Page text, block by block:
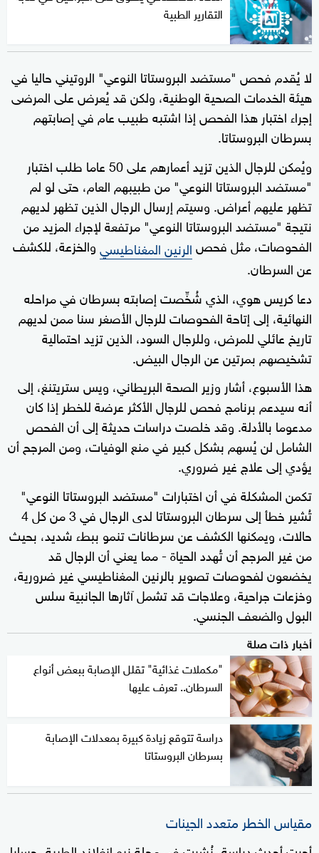
التقارير الطبية
لا يُقدم فحص "مستضد البروستاتا النوعي" الروتيني حاليا في
هيئة الخدمات الصحية الوطنية، ولكن قد يُعرض على المرضى
إجراء اختبار هذا الفحص إذا اشتبه طبيب عام في إصابتهم
بسرطان البروستاتا.
ويُمكن للرجال الذين تزيد أعمارهم على 50 عاما طلب اختبار
"مستضد البروستاتا النوعي" من طبيبهم العام، حتى لو لم
تظهر عليهم أعراض. وسيتم إرسال الرجال الذين تظهر لديهم
نتيجة "مستضد البروستاتا النوعي" مرتفعة لإجراء المزيد من
الفحوصات، مثل فحصالرنين المغناطيسيوالخزعة، للكشف
عن السرطان.
دعا كريس هوي، الذي شُخِّصت إصابته بسرطان في مراحله
النهائية، إلى إتاحة الفحوصات للرجال الأصغر سنا ممن لديهم
تاريخ عائلي للمرض، وللرجال السود، الذين تزيد احتمالية
تشخيصهم بمرتين عن الرجال البيض.
هذا الأسبوع، أشار وزير الصحة البريطاني، ويس ستريتنغ، إلى
أنه سيدعم برنامج فحص للرجال الأكثر عرضة للخطر إذا كان
مدعوما بالأدلة. وقد خلصت دراسات حديثة إلى أن الفحص
الشامل لن يُسهم بشكل كبير في منع الوفيات، ومن المرجح أن
يؤدي إلى علاج غير ضروري.
تكمن المشكلة في أن اختبارات "مستضد البروستاتا النوعي"
تُشير خطأ إلى سرطان البروستاتا لدى الرجال في 3 من كل 4
حالات، ويمكنها الكشف عن سرطانات تنمو ببطء شديد، بحيث
من غير المرجح أن تُهدد الحياة - مما يعني أن الرجال قد
يخضعون لفحوصات تصوير بالرنين المغناطيسي غير ضرورية،
وخزعات جراحية، وعلاجات قد تشمل آثارها الجانبية سلس
البول والضعف الجنسي.
أخبار ذات صلة
"مكملات غذائية" تقلل الإصابة ببعض أنواع
السرطان.. تعرف عليها
دراسة تتوقع زيادة كبيرة بمعدلات الإصابة
بسرطان البروستاتا
مقياس الخطر متعدد الجينات